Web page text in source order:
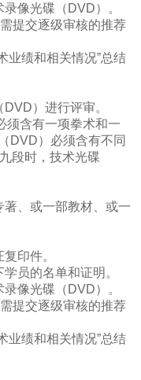
像光碟（DVD）。
提交逐级审核的推荐
业绩和相关情况”总结
）进行评审。
须含有一项拳术和一
DVD）必须含有不同
段时，技术光碟
著、或一部教材、或一
印件。
员的名单和证明。
像光碟（DVD）。
提交逐级审核的推荐
业绩和相关情况”总结